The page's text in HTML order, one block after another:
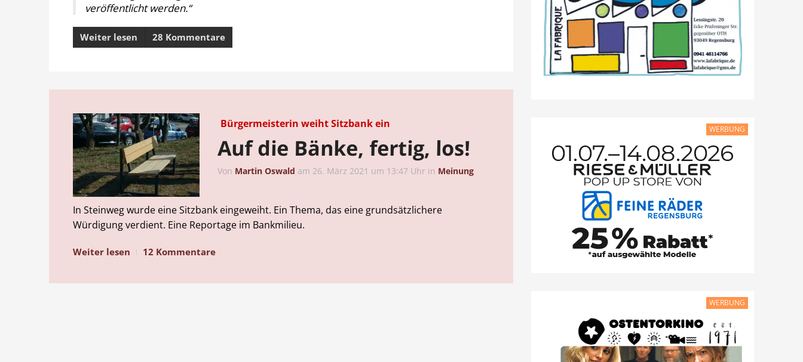
veröffentlicht werden.“
Weiter lesen 28 Kommentare
Bürgermeisterin weiht Sitzbank ein
Auf die Bänke, fertig, los!
Von Martin Oswald am 26. März 2021 um 13:47 Uhr in Meinung
In Steinweg wurde eine Sitzbank eingeweiht. Ein Thema, das eine grundsätzlichere
Würdigung verdient. Eine Reportage im Bankmilieu.
Weiter lesen 12 Kommentare
WERBUNG
WERBUNG